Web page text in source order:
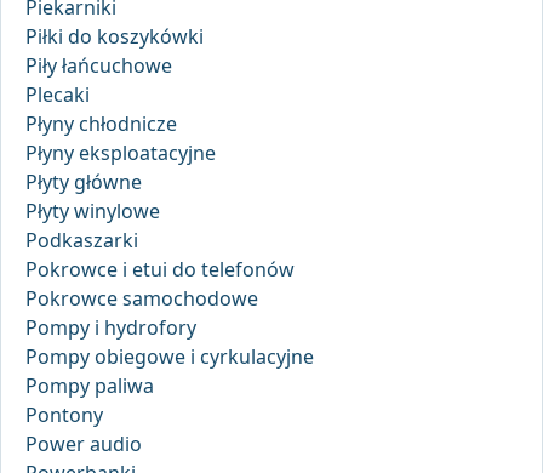
Piekarniki
Piłki do koszykówki
Piły łańcuchowe
Plecaki
Płyny chłodnicze
Płyny eksploatacyjne
Płyty główne
Płyty winylowe
Podkaszarki
Pokrowce i etui do telefonów
Pokrowce samochodowe
Pompy i hydrofory
Pompy obiegowe i cyrkulacyjne
Pompy paliwa
Pontony
Power audio